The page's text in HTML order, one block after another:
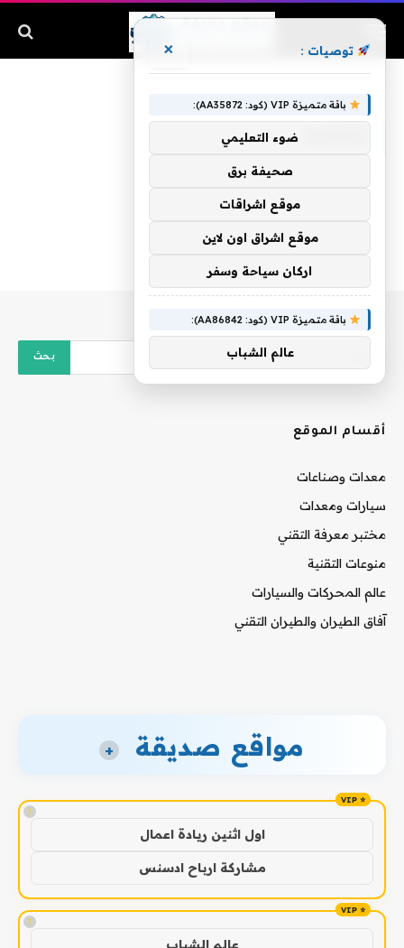
أقسام الموقع
معدات وصناعات
سيارات ومعدات
مختبر معرفة التقني
منوعات التقنية
عالم المحركات والسيارات
آفاق الطيران والطيران التقني
مواقع صديقة +
!
اول اثنين ريادة اعمال
مشاركة ارباح ادسنس
!
عالم الشباب
توصيات : ×
باقة متميزة VIP (كود: AA35872):
ضوء التعليمي
صحيفة برق
موقع اشراقات
موقع اشراق اون لاين
اركان سياحة وسفر
باقة متميزة VIP (كود: AA86842):
عالم الشباب